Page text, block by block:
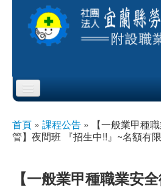
Skip to content
Skip to navigation
協會簡介
服務項目
您在這裡
首頁 » 課程公告 »
【一般業甲種
管】夜間班 『招生中!!』~名額有
【一般業甲種職業安